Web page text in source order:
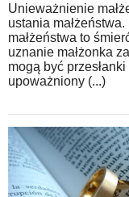
Unieważnienie
ustania
małżeństwa to
uznanie małżonka
mogą być
upoważniony (...)